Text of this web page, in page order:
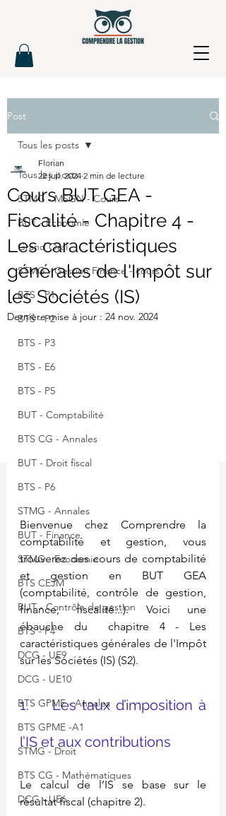
Post
Tous les posts
STMG - MSGN - Cours
BUT - Economie
Grand Oral
STMG - Gestion Finance - cours
BTS - P1
BTS - P2
BTS - P3
BTS - E6
BTS - P5
BUT - Comptabilité
BTS CG - Annales
BUT - Droit fiscal
BTS - P6
STMG - Annales
BUT - Finance
STMG - Economie
BTS CEJM
BUT - Contrôle de gestion
BTS - P4
DCG - UE9
DCG - UE10
BTS GPME - Annales
BTS GPME -A1
STMG - Droit
BTS CG - Mathématiques
DCG - UE6
Tous les posts
Cours BUT GEA -
Fiscalité - Chapitre 4 -
Les caractéristiques
générales de l'Impôt sur
les Sociétés (IS)
Florian
22 juil. 2024 2 min de lecture
Dernière mise à jour : 24 nov. 2024
Bienvenue chez Comprendre la
comptabilité et gestion, vous
trouverez des cours de comptabilité
et gestion en BUT GEA
(comptabilité, contrôle de gestion,
finance, fiscalité...). Voici une
ébauche du  chapitre 4 - Les
caractéristiques générales de l'Impôt
sur les Sociétés (IS) (S2).
1.    Les taux d’imposition à
l’IS et aux contributions
Le calcul de l’IS se base sur le
résultat fiscal (chapitre 2).